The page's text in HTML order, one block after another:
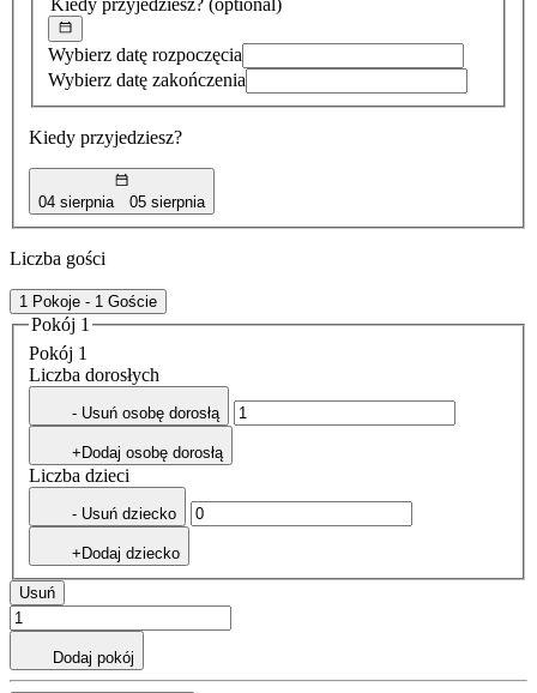
Kiedy przyjedziesz? (optional)
Wybierz datę rozpoczęcia
Wybierz datę zakończenia
Kiedy przyjedziesz?
04 sierpnia 05 sierpnia
Liczba gości
1 Pokoje - 1 Goście
Pokój 1
Pokój 1
Liczba dorosłych
- Usuń osobę dorosłą
+Dodaj osobę dorosłą
Liczba dzieci
- Usuń dziecko
+Dodaj dziecko
Usuń
Dodaj pokój